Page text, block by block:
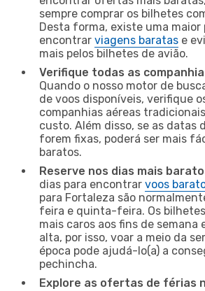
sempre comprar os bilhetes
Desta forma, existe uma maior
encontrar viagens baratas e
mais pelos bilhetes de avião.
Verifique todas as
Quando o nosso motor de
de voos disponíveis, verifique
companhias aéreas
custo. Além disso, se as datas
forem fixas, poderá ser mais
baratos.
Reserve nos dias mais
dias para encontrar voos
para Fortaleza são
feira e quinta-feira. Os
mais caros aos fins de semana
alta, por isso, voar a meio da
época pode ajudá-lo(a) a
pechincha.
Explore as ofertas de férias